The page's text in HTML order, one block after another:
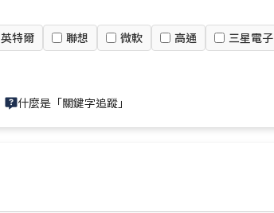
英特爾 聯想 微軟 高通 三星電子
什麼是「關鍵字追蹤」